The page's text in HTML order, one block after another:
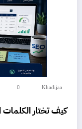
Khadijaa
0
كيف تختار